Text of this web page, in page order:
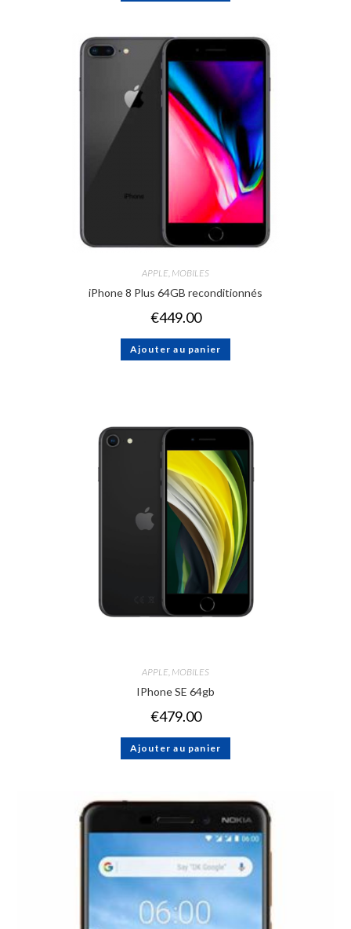
APPLE, MOBILES
iPhone 8 Plus 64GB reconditionnés
€449.00
Ajouter au panier
APPLE, MOBILES
IPhone SE 64gb
€479.00
Ajouter au panier